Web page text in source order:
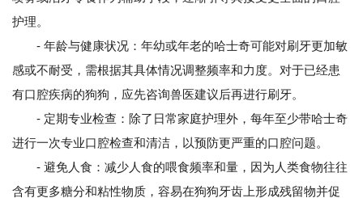
护理。
- 年龄与健康状况：年幼或年老的哈士奇可能对刷牙更加敏
感或不耐受，需根据其具体情况调整频率和力度。对于已经患
有口腔疾病的狗狗，应先咨询兽医建议后再进行刷牙。
- 定期专业检查：除了日常家庭护理外，每年至少带哈士奇
进行一次专业口腔检查和清洁，以预防更严重的口腔问题。
- 避免人食：减少人食的喂食频率和量，因为人类食物往往
含有更多糖分和粘性物质，容易在狗狗牙齿上形成残留物并促